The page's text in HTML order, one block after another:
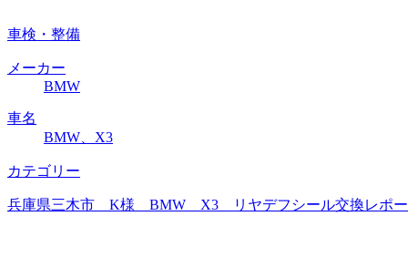
車検・整備
メーカー
BMW
車名
BMW、X3
カテゴリー
兵庫県三木市 K様 BMW X3 リヤデフシール交換レポー